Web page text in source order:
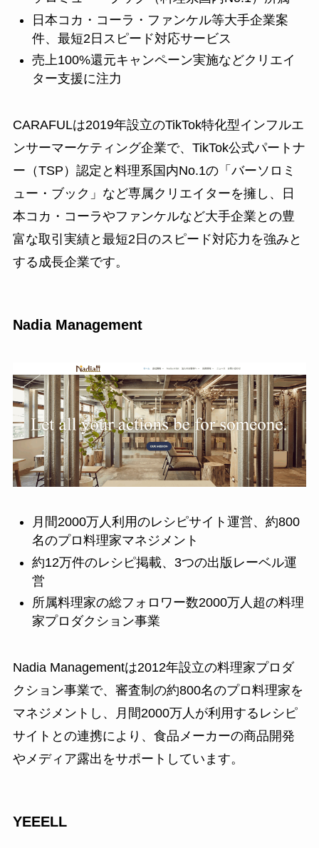
日本コカ・コーラ・ファンケル等大手企業案
件、最短2日スピード対応サービス
売上100%還元キャンペーン実施などクリエイ
ター支援に注力
CARAFULは2019年設立のTikTok特化型インフルエ
ンサーマーケティング企業で、TikTok公式パートナ
ー（TSP）認定と料理系国内No.1の「バーソロミ
ュー・ブック」など専属クリエイターを擁し、日
本コカ・コーラやファンケルなど大手企業との豊
富な取引実績と最短2日のスピード対応力を強みと
する成長企業です。
Nadia Management
月間2000万人利用のレシピサイト運営、約800
名のプロ料理家マネジメント
約12万件のレシピ掲載、3つの出版レーベル運
営
所属料理家の総フォロワー数2000万人超の料理
家プロダクション事業
Nadia Managementは2012年設立の料理家プロダ
クション事業で、審査制の約800名のプロ料理家を
マネジメントし、月間2000万人が利用するレシピ
サイトとの連携により、食品メーカーの商品開発
やメディア露出をサポートしています。
YEEELL